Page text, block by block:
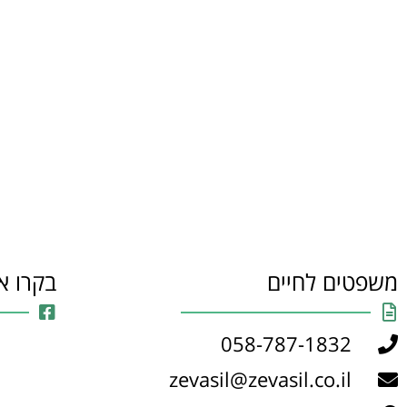
משפטים לחיים
058-787-1832
zevasil@zevasil.co.il
בקרו